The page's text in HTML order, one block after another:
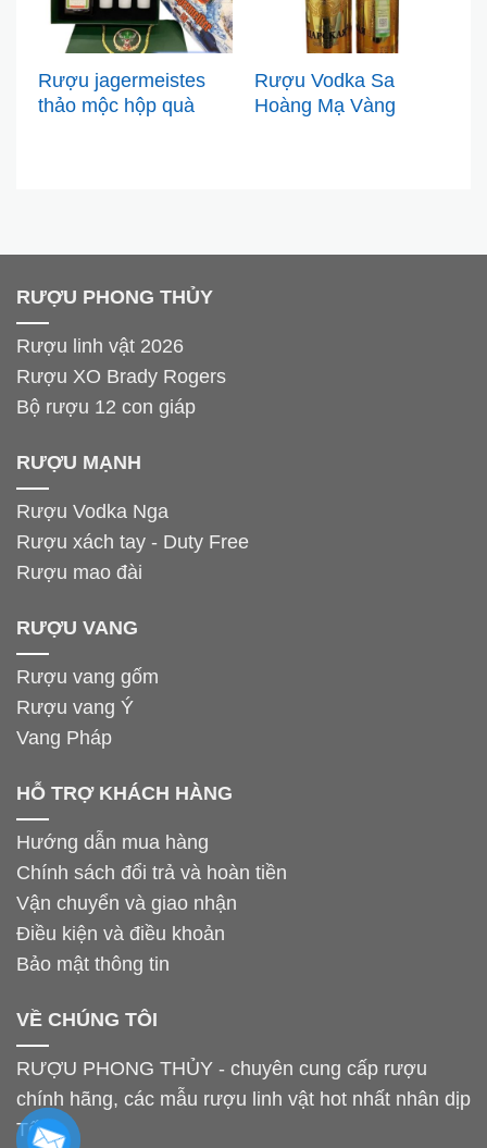
Rượu jagermeistes
thảo mộc hộp quà
Rượu Vodka Sa
Hoàng Mạ Vàng
RƯỢU PHONG THỦY
Rượu linh vật 2026
Rượu XO Brady Rogers
Bộ rượu 12 con giáp
RƯỢU MẠNH
Rượu Vodka Nga
Rượu xách tay - Duty Free
Rượu mao đài
RƯỢU VANG
Rượu vang gốm
Rượu vang Ý
Vang Pháp
HỖ TRỢ KHÁCH HÀNG
Hướng dẫn mua hàng
Chính sách đổi trả và hoàn tiền
Vận chuyển và giao nhận
Điều kiện và điều khoản
Bảo mật thông tin
VỀ CHÚNG TÔI
RƯỢU PHONG THỦY - chuyên cung cấp rượu
chính hãng, các mẫu rượu linh vật hot nhất nhân dịp
Tết.